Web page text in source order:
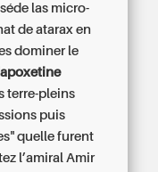
las micro-
de atarax en
dominer le
terre-pleins
puis
quelle furent
l’amiral Amir